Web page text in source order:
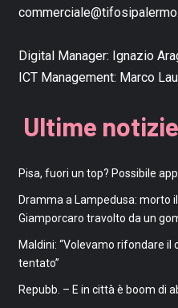
Digital Manager: Ignazio
ICT Management: Marco
Ultime notizie
Pisa, fuori un top? Possibile
Dramma a Lampedusa: morto
Giamporcaro travolto da un
Maldini: “Volevamo rifondare il
tentato”
Repubb. – E in città è boom di